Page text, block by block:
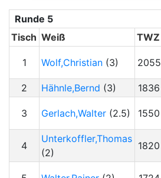
Runde 5
Tisch Weiß TWZ
1 Wolf,Christian (3) 2055
2 Hähnle,Bernd (3) 1836
3 Gerlach,Walter (2.5) 1550
4
Unterkoffler,Thomas
(2)
1820